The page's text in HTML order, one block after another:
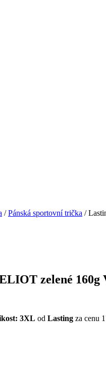
/Pánská sportovní trička /
zelené 160g
3XL od Lasting za cenu